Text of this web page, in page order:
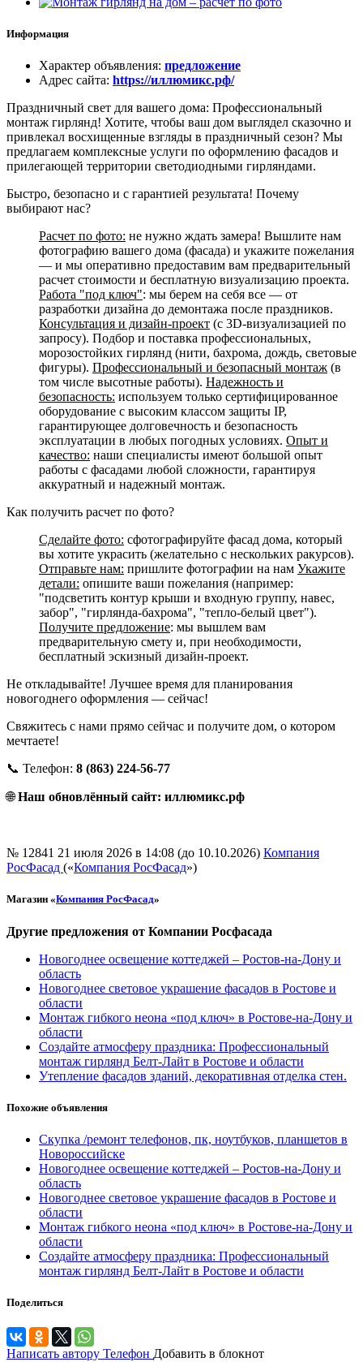
Информация
Характер объявления: предложение
Адрес сайта: https://иллюмикс.рф/
Праздничный свет для вашего дома: Профессиональный
монтаж гирлянд! Хотите, чтобы ваш дом выглядел сказочно и
привлекал восхищенные взгляды в праздничный сезон? Мы
предлагаем комплексные услуги по оформлению фасадов и
прилегающей территории светодиодными гирляндами.
Быстро, безопасно и с гарантией результата! Почему
выбирают нас?
Расчет по фото: не нужно ждать замера! Вышлите нам
фотографию вашего дома (фасада) и укажите пожелания
— и мы оперативно предоставим вам предварительный
расчет стоимости и бесплатную визуализацию проекта.
Работа "под ключ": мы берем на себя все — от
разработки дизайна до демонтажа после праздников.
Консультация и дизайн-проект (с 3D-визуализацией по
запросу). Подбор и поставка профессиональных,
морозостойких гирлянд (нити, бахрома, дождь, световые
фигуры). Профессиональный и безопасный монтаж (в
том числе высотные работы). Надежность и
безопасность: используем только сертифицированное
оборудование с высоким классом защиты IP,
гарантирующее долговечность и безопасность
эксплуатации в любых погодных условиях. Опыт и
качество: наши специалисты имеют большой опыт
работы с фасадами любой сложности, гарантируя
аккуратный и надежный монтаж.
Как получить расчет по фото?
Сделайте фото: сфотографируйте фасад дома, который
вы хотите украсить (желательно с нескольких ракурсов).
Отправьте нам: пришлите фотографии на нам Укажите
детали: опишите ваши пожелания (например:
"подсветить контур крыши и входную группу, навес,
забор", "гирлянда-бахрома", "тепло-белый цвет").
Получите предложение: мы вышлем вам
предварительную смету и, при необходимости,
бесплатный эскизный дизайн-проект.
Не откладывайте! Лучшее время для планирования
новогоднего оформления — сейчас!
Свяжитесь с нами прямо сейчас и получите дом, о котором
мечтаете!
📞 Телефон: 8 (863) 224-56-77
🌐Наш обновлённый сайт: иллюмикс.рф
№ 12841 21 июля 2026 в 14:08 (до 10.10.2026) Компания
РосФасад («Компания РосФасад»)
Магазин «Компания РосФасад»
Другие предложения от Компании Росфасада
Новогоднее освещение коттеджей – Ростов-на-Дону и
область
Новогоднее световое украшение фасадов в Ростове и
области
Монтаж гибкого неона «под ключ» в Ростове-на-Дону и
области
Создайте атмосферу праздника: Профессиональный
монтаж гирлянд Белт-Лайт в Ростове и области
Утепление фасадов зданий, декоративная отделка стен.
Похожие объявления
Скупка /ремонт телефонов, пк, ноутбуков, планшетов в
Новороссийске
Новогоднее освещение коттеджей – Ростов-на-Дону и
область
Новогоднее световое украшение фасадов в Ростове и
области
Монтаж гибкого неона «под ключ» в Ростове-на-Дону и
области
Создайте атмосферу праздника: Профессиональный
монтаж гирлянд Белт-Лайт в Ростове и области
Поделиться
Написать автору Телефон Добавить в блокнот